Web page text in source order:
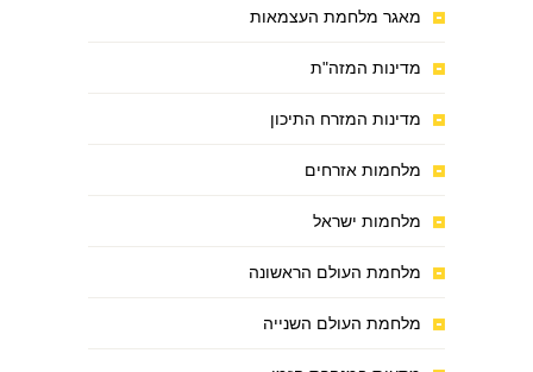
מאגר מלחמת העצמאות
מדינות המזה"ת
מדינות המזרח התיכון
מלחמות אזרחים
מלחמות ישראל
מלחמת העולם הראשונה
מלחמת העולם השנייה